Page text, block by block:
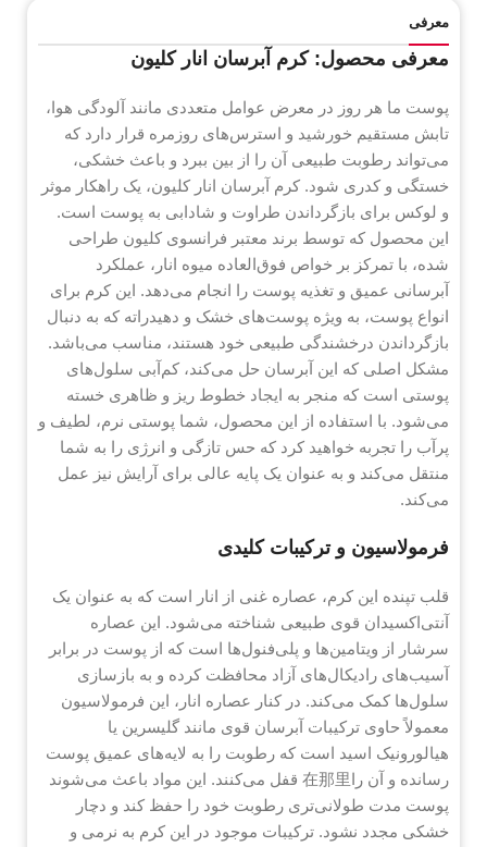
معرفی
معرفی محصول: کرم آبرسان انار کلیون
پوست ما هر روز در معرض عوامل متعددی مانند آلودگی هوا،
تابش مستقیم خورشید و استرس‌های روزمره قرار دارد که
می‌تواند رطوبت طبیعی آن را از بین ببرد و باعث خشکی،
خستگی و کدری شود. کرم آبرسان انار کلیون، یک راهکار موثر
و لوکس برای بازگرداندن طراوت و شادابی به پوست است.
این محصول که توسط برند معتبر فرانسوی کلیون طراحی
شده، با تمرکز بر خواص فوق‌العاده میوه انار، عملکرد
آبرسانی عمیق و تغذیه پوست را انجام می‌دهد. این کرم برای
انواع پوست، به ویژه پوست‌های خشک و دهیدراته که به دنبال
بازگرداندن درخشندگی طبیعی خود هستند، مناسب می‌باشد.
مشکل اصلی که این آبرسان حل می‌کند، کم‌آبی سلول‌های
پوستی است که منجر به ایجاد خطوط ریز و ظاهری خسته
می‌شود. با استفاده از این محصول، شما پوستی نرم، لطیف و
پرآب را تجربه خواهید کرد که حس تازگی و انرژی را به شما
منتقل می‌کند و به عنوان یک پایه عالی برای آرایش نیز عمل
می‌کند.
فرمولاسیون و ترکیبات کلیدی
قلب تپنده این کرم، عصاره غنی از انار است که به عنوان یک
آنتی‌اکسیدان قوی طبیعی شناخته می‌شود. این عصاره
سرشار از ویتامین‌ها و پلی‌فنول‌ها است که از پوست در برابر
آسیب‌های رادیکال‌های آزاد محافظت کرده و به بازسازی
سلول‌ها کمک می‌کند. در کنار عصاره انار، این فرمولاسیون
معمولاً حاوی ترکیبات آبرسان قوی مانند گلیسرین یا
هیالورونیک اسید است که رطوبت را به لایه‌های عمیق پوست
رسانده و آن را在那里 قفل می‌کنند. این مواد باعث می‌شوند
پوست مدت طولانی‌تری رطوبت خود را حفظ کند و دچار
خشکی مجدد نشود. ترکیبات موجود در این کرم به نرمی و